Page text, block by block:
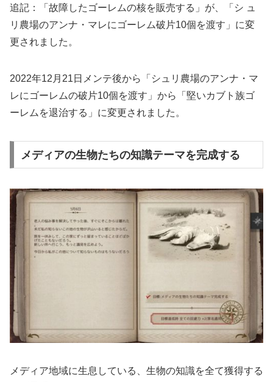
追記：「故障したゴーレムの核を販売する」が、「シ ュ
リ農場のアンナ・マレにゴーレム破片10個を渡す」に変
更されました。
2022年12月21日メンテ後から「シュリ農場のアンナ・マ
レにゴーレムの破片10個を渡す」から「堅いカブト族ゴ
ーレムを退治する」に変更されました。
メディアの生物たちの知識テーマを完成する
メディア地域に生息している、生物の知識を全て獲得する